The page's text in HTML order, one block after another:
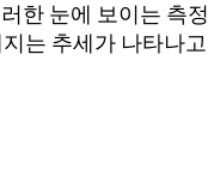
한 눈에 보이는 측정
는 추세가 나타나고